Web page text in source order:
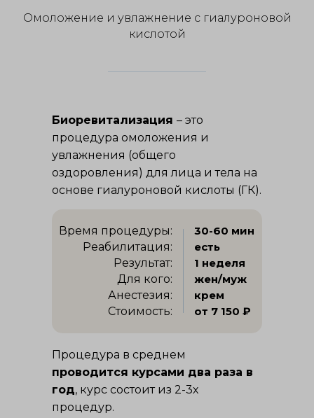
Омоложение и увлажнение с гиалуроновой
кислотой
Для кого:
Время процедуры:
Реабилитация:
30-60 мин
Результат:
Анестезия:
есть
Стоимость:
1 неделя
жен/муж
крем
от 7 150 ₽
Биоревитализация – это
процедура омоложения и
увлажнения (общего
оздоровления) для лица и тела на
основе гиалуроновой кислоты (ГК).
Процедура в среднем
проводится курсами два раза в
год, курс состоит из 2-3х
процедур.